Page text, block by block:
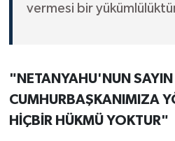
vermesi bir
"NETANYAHU'NUN SAYIN
CUMHURBAŞKANIMIZA
HİÇBİR HÜKMÜ YOKTUR"